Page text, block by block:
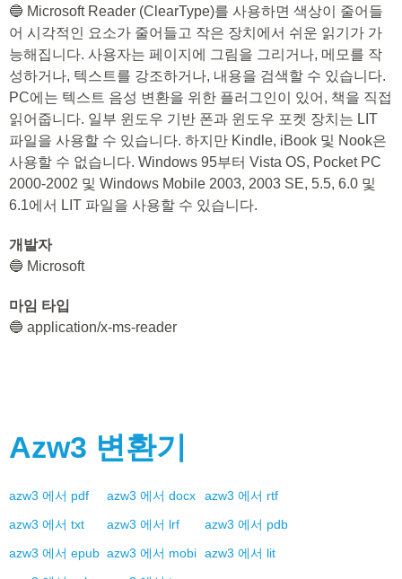
🔵 Microsoft Reader (ClearType)를 사용하면 색상이 줄어들
어 시각적인 요소가 줄어들고 작은 장치에서 쉬운 읽기가 가
능해집니다. 사용자는 페이지에 그림을 그리거나, 메모를 작
성하거나, 텍스트를 강조하거나, 내용을 검색할 수 있습니다.
PC에는 텍스트 음성 변환을 위한 플러그인이 있어, 책을 직접
읽어줍니다. 일부 윈도우 기반 폰과 윈도우 포켓 장치는 LIT
파일을 사용할 수 있습니다. 하지만 Kindle, iBook 및 Nook은
사용할 수 없습니다. Windows 95부터 Vista OS, Pocket PC
2000-2002 및 Windows Mobile 2003, 2003 SE, 5.5, 6.0 및
6.1에서 LIT 파일을 사용할 수 있습니다.
개발자
🔵 Microsoft
마임 타입
🔵 application/x-ms-reader
Azw3 변환기
azw3 에서 pdf azw3 에서 docx azw3 에서 rtf
azw3 에서 txt azw3 에서 lrf azw3 에서 pdb
azw3 에서 epub azw3 에서 mobi azw3 에서 lit